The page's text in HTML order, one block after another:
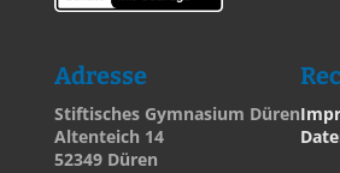
Adresse
Stiftisches Gymnasium Düren
Altenteich 14
52349 Düren